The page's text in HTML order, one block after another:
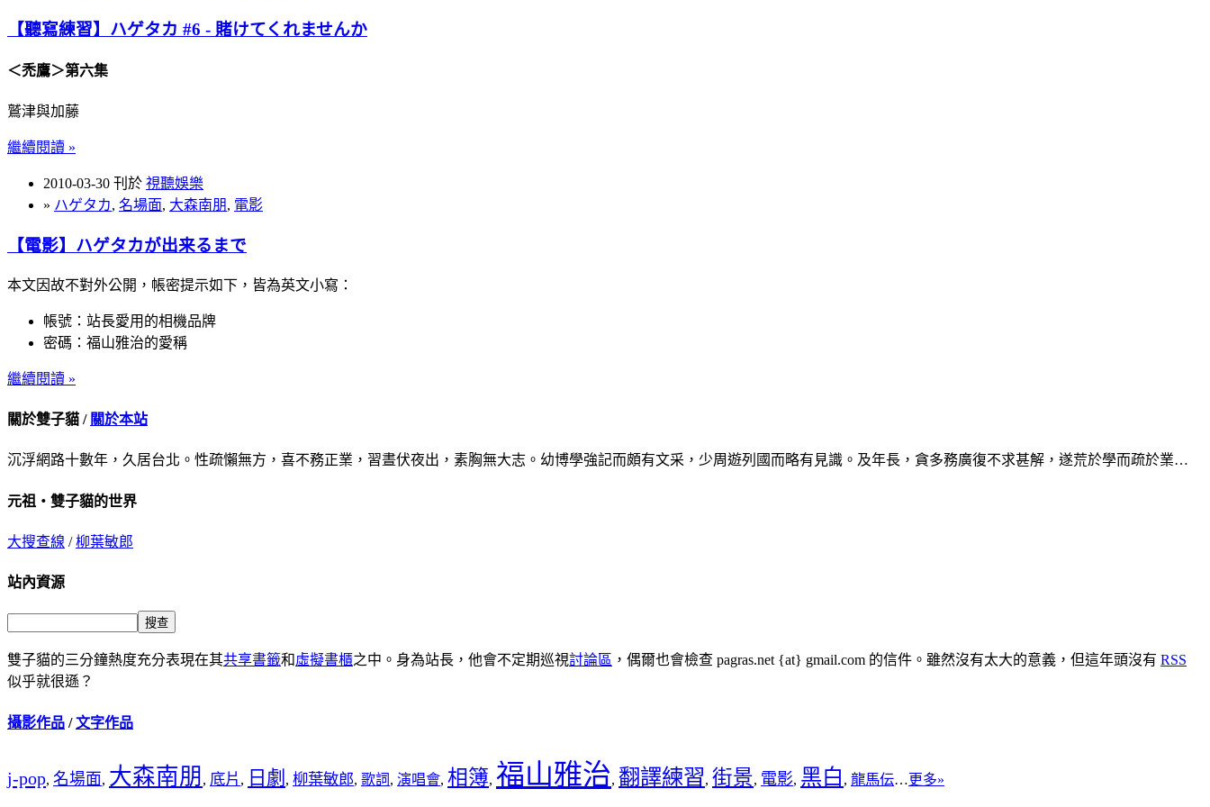
【聽寫練習】ハゲタカ #6 - 賭けてくれませんか
＜禿鷹＞第六集
鷲津與加藤
繼續閱讀 »
2010-03-30 刊於 視聽娛樂
» ハゲタカ, 名場面, 大森南朋, 電影
【電影】ハゲタカが出来るまで
本文因故不對外公開，帳密提示如下，皆為英文小寫：
帳號：站長愛用的相機品牌
密碼：福山雅治的愛稱
繼續閱讀 »
關於雙子貓 / 關於本站
沉浮網路十數年，久居台北。性疏懶無方，喜不務正業，習晝伏夜出，素胸無大志。幼博學強記而頗有文采，少周遊列國而略有見識。及年長，貪多務廣復不求甚解，遂荒於學而疏於業…
元祖‧雙子貓的世界
大搜查線 /柳葉敏郎
站內資源
雙子貓的三分鐘熱度充分表現在其共享書籤和虛擬書櫃之中。身為站長，他會不定期巡視討論區 ，偶爾也會檢查 pagras.net {at} gmail.com 的信件。雖然沒有太大的意義，但這年頭沒有 RSS
似乎就很遜？
攝影作品 /文字作品
j-pop, 名場面, 大森南朋 , 底片 , 日劇 , 柳葉敏郎, 歌詞 , 演唱會, 相簿, 福山雅治, 翻譯練習, 街景, 電影, 黑白 , 龍馬伝…更多»